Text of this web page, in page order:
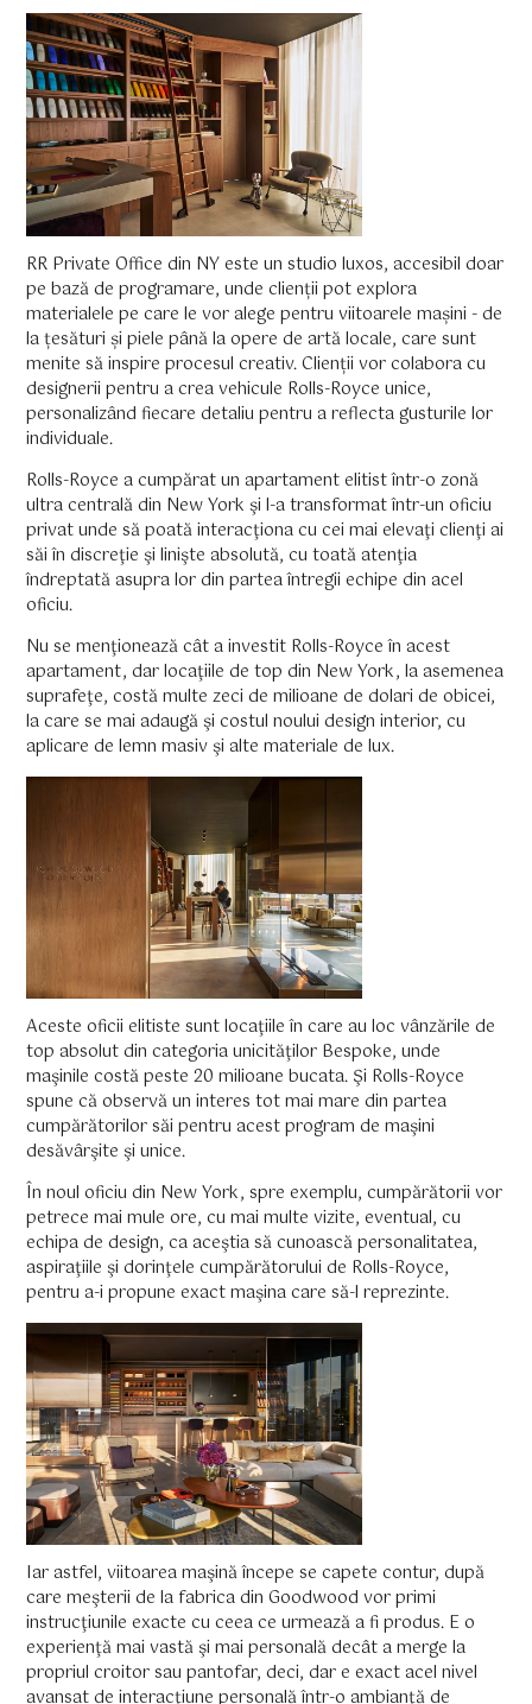
RR Private Office din NY este un studio luxos, accesibil doar
pe bază de programare, unde clienții pot explora
materialele pe care le vor alege pentru viitoarele mașini - de
la țesături și piele până la opere de artă locale, care sunt
menite să inspire procesul creativ. Clienții vor colabora cu
designerii pentru a crea vehicule Rolls-Royce unice,
personalizând fiecare detaliu pentru a reflecta gusturile lor
individuale.
Rolls-Royce a cumpărat un apartament elitist într-o zonă
ultra centrală din New York şi l-a transformat într-un oficiu
privat unde să poată interacţiona cu cei mai elevaţi clienţi ai
săi în discreţie şi linişte absolută, cu toată atenţia
îndreptată asupra lor din partea întregii echipe din acel
oficiu.
Nu se menţionează cât a investit Rolls-Royce în acest
apartament, dar locaţiile de top din New York, la asemenea
suprafeţe, costă multe zeci de milioane de dolari de obicei,
la care se mai adaugă şi costul noului design interior, cu
aplicare de lemn masiv şi alte materiale de lux.
Aceste oficii elitiste sunt locaţiile în care au loc vânzările de
top absolut din categoria unicităţilor Bespoke, unde
maşinile costă peste 20 milioane bucata. Şi Rolls-Royce
spune că observă un interes tot mai mare din partea
cumpărătorilor săi pentru acest program de maşini
desăvârşite şi unice.
În noul oficiu din New York, spre exemplu, cumpărătorii vor
petrece mai mule ore, cu mai multe vizite, eventual, cu
echipa de design, ca aceştia să cunoască personalitatea,
aspiraţiile şi dorinţele cumpărătorului de Rolls-Royce,
pentru a-i propune exact maşina care să-l reprezinte.
Iar astfel, viitoarea maşină începe se capete contur, după
care meşterii de la fabrica din Goodwood vor primi
instrucţiunile exacte cu ceea ce urmează a fi produs. E o
experienţă mai vastă şi mai personală decât a merge la
propriul croitor sau pantofar, deci, dar e exact acel nivel